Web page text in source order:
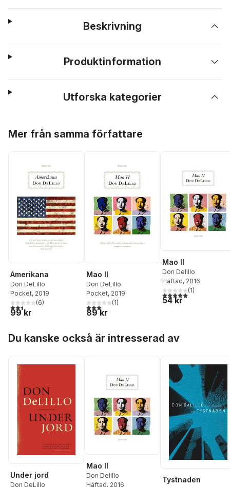
Beskrivning
Produktinformation
Utforska kategorier
Mer från samma författare
Amerikana
Don DeLillo
Pocket, 2019
2,5utav 5 stjärnor. Totalt antal röster:
(6)
99 kr
Mao II
Don DeLillo
Pocket, 2019
3,0utav 5 stjärnor. Totalt antal röster:
(1)
89 kr
Mao II
Don Delillo
Häftad, 2016
5,0utav 5 stjärnor.
(1)
54 kr
Du kanske också är intresserad av
Under jord
Don DeLillo
Mao II
Don Delillo
Häftad, 2016
Tystnaden